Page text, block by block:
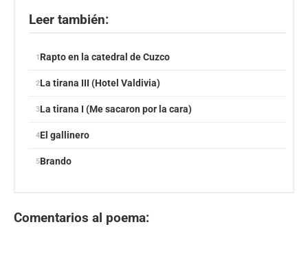
Leer también:
Rapto en la catedral de Cuzco
La tirana III (Hotel Valdivia)
La tirana I (Me sacaron por la cara)
El gallinero
Brando
Comentarios al poema: